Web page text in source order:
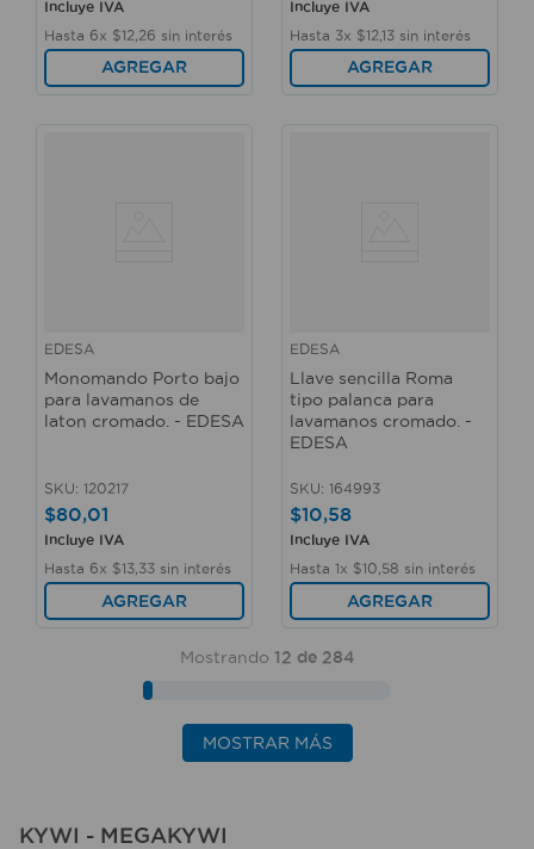
Incluye IVA
Hasta 6x $12 26 sin interés
AGREGAR
Incluye IVA
Hasta 3x $1213 sin interés
AGREGAR
EDESA
Monomando Porto bajo
para lavamanos de
laton cromado. - EDESA
SKU: 120217
$80,01
Incluye IVA
Hasta 6x $13 33 sin interés
AGREGAR
EDESA
Llave sencilla Roma
tipo palanca para
lavamanos cromado. -
EDESA
SKU: 164993
$10,58
Incluye IVA
Hasta 1x $10 58 sin interés
AGREGAR
Mostrando 12 de 284
MOSTRAR MÁS
KYWI - MEGAKYWI